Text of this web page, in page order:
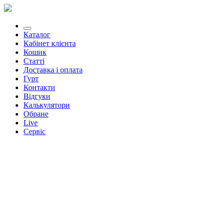
Каталог
Кабінет клієнта
Кошик
Статті
Доставка і оплата
Гурт
Контакти
Відгуки
Калькулятори
Обране
Live
Сервіс